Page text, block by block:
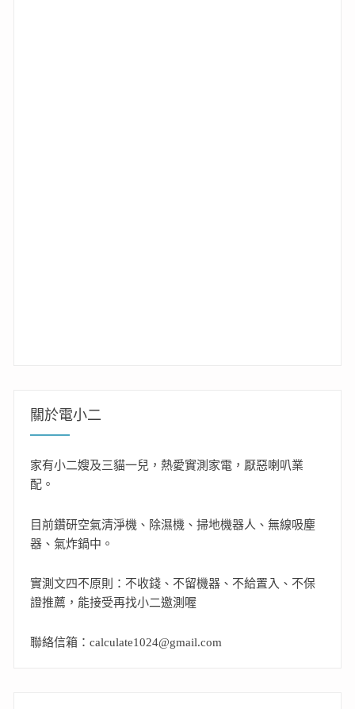
關於電小二
家有小二嫂及三貓一兒，熱愛實測家電，厭惡喇叭業
配。
目前鑽研空氣清淨機、除濕機、掃地機器人、無線吸塵
器、氣炸鍋中。
實測文四不原則：不收錢、不留機器、不給置入、不保
證推薦，能接受再找小二邀測喔
聯絡信箱：calculate1024@gmail.com